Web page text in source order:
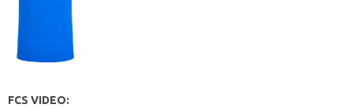
FCS VIDEO: